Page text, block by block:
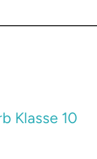
Klasse 10